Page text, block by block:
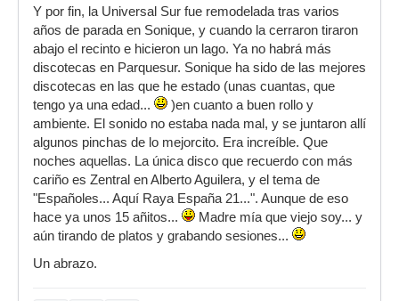
Leganés, desde que se cerró siendo Sönique,
¿no se ha rehabilitado o reciclado?
Y por fin, la Universal Sur fue remodelada tras varios
años de parada en Sonique, y cuando la cerraron tiraron
abajo el recinto e hicieron un lago. Ya no habrá más
discotecas en Parquesur. Sonique ha sido de las mejores
discotecas en las que he estado (unas cuantas, que
tengo ya una edad...
)en cuanto a buen rollo y
ambiente. El sonido no estaba nada mal, y se juntaron allí
algunos pinchas de lo mejorcito. Era increíble. Que
noches aquellas. La única disco que recuerdo con más
cariño es Zentral en Alberto Aguilera, y el tema de
"Españoles... Aquí Raya España 21...". Aunque de eso
hace ya unos 15 añitos...
Madre mía que viejo soy... y
aún tirando de platos y grabando sesiones...
Un abrazo.